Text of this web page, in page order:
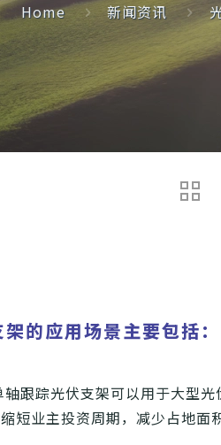
Home 新闻资讯
的应用场景主要包括：
跟踪光伏支架可以用于大型
短业主投资周期，减少占地面